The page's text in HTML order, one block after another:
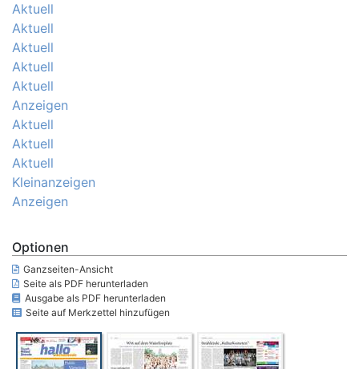
Aktuell
Aktuell
Aktuell
Aktuell
Aktuell
Anzeigen
Aktuell
Aktuell
Aktuell
Kleinanzeigen
Anzeigen
Optionen
Ganzseiten-Ansicht
Seite als PDF herunterladen
Ausgabe als PDF herunterladen
Seite auf Merkzettel hinzufügen